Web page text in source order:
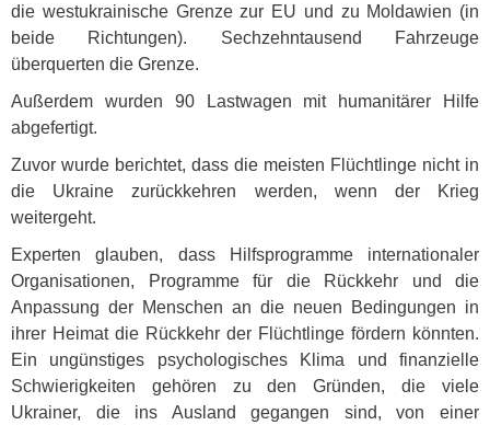
die westukrainische Grenze zur EU und zu Moldawien (in
beide Richtungen). Sechzehntausend Fahrzeuge
überquerten die Grenze.
Außerdem wurden 90 Lastwagen mit humanitärer Hilfe
abgefertigt.
Zuvor wurde berichtet, dass die meisten Flüchtlinge nicht in
die Ukraine zurückkehren werden, wenn der Krieg
weitergeht.
Experten glauben, dass Hilfsprogramme internationaler
Organisationen, Programme für die Rückkehr und die
Anpassung der Menschen an die neuen Bedingungen in
ihrer Heimat die Rückkehr der Flüchtlinge fördern könnten.
Ein ungünstiges psychologisches Klima und finanzielle
Schwierigkeiten gehören zu den Gründen, die viele
Ukrainer, die ins Ausland gegangen sind, von einer